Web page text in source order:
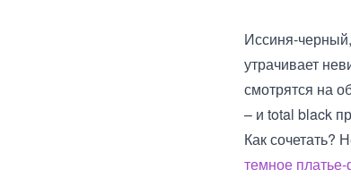
Иссиня-
утрачивает
смотрятся на
– и total black
Как сочетать?
темное